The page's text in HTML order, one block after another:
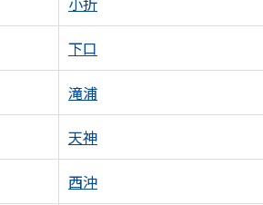
下口
滝浦
天神
西沖